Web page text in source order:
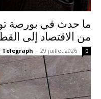
ما حدث في بورصة
من الاقتصاد إلى
Telegraph - 29 juillet 2026 0